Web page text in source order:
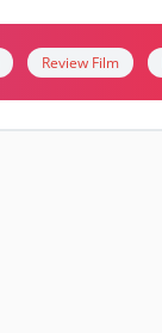
Review Film